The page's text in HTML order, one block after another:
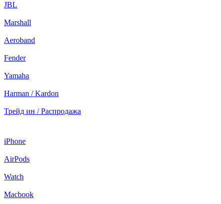
JBL
Marshall
Aeroband
Fender
Yamaha
Harman / Kardon
Трейд ин / Распродажа
iPhone
AirPods
Watch
Macbook